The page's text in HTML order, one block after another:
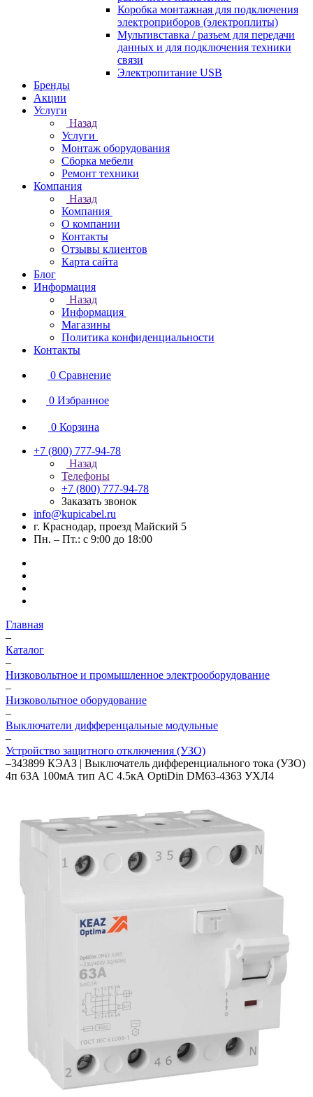
Коробка монтажная для подключения
электроприборов (электроплиты)
Мультивставка / разъем для передачи
данных и для подключения техники
связи
Электропитание USB
Бренды
Акции
Услуги
Назад
Услуги
Монтаж оборудования
Сборка мебели
Ремонт техники
Компания
Назад
Компания
О компании
Контакты
Отзывы клиентов
Карта сайта
Блог
Информация
Назад
Информация
Магазины
Политика конфиденциальности
Контакты
0 Сравнение
0 Избранное
0 Корзина
+7 (800) 777-94-78
Назад
Телефоны
+7 (800) 777-94-78
Заказать звонок
info@kupicabel.ru
г. Краснодар, проезд Майский 5
Пн. – Пт.: с 9:00 до 18:00
Главная
–
Каталог
–
Низковольтное и промышленное электрооборудование
–
Низковольтное оборудование
–
Выключатели дифференцальные модульные
–
Устройство защитного отключения (УЗО)
–343899 КЭАЗ | Выключатель дифференциального тока (УЗО)
4п 63А 100мА тип AC 4.5кА OptiDin DM63-4363 УХЛ4